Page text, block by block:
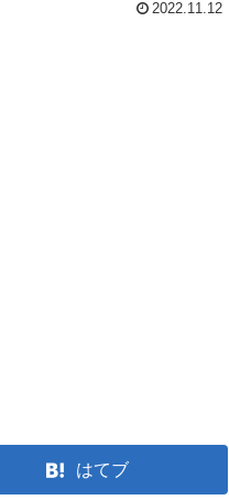
2022.11.12
はてブ